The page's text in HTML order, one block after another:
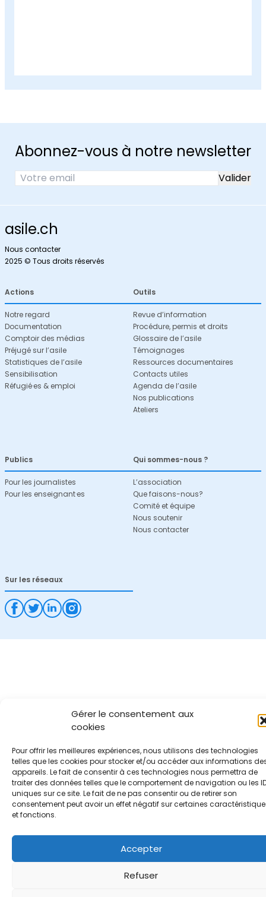
Gérer le consentement aux
cookies
Pour offrir les meilleures expériences, nous utilisons des technologies
telles que les cookies pour stocker et/ou accéder aux informations
appareils. Le fait de consentir à ces technologies nous permettra de
traiter des données telles que le comportement de navigation ou les
uniques sur ce site. Le fait de ne pas consentir ou de retirer son
consentement peut avoir un effet négatif sur certaines
et fonctions.
Accepter
Refuser
Abonnez-vous à notre newsletter
asile.ch
Nous contacter
2025 © Tous droits réservés
Actions
Notre regard
Documentation
Comptoir des médias
Préjugé sur l’asile
Statistiques de l’asile
Sensibilisation
Réfugié·es & emploi
Outils
Revue d’information
Procédure, permis et droits
Glossaire de l’asile
Témoignages
Ressources documentaires
Contacts utiles
Agenda de l’asile
Nos publications
Ateliers
Publics
Pour les journalistes
Pour les enseignant·es
Qui sommes-nous ?
L’association
Que faisons-nous?
Comité et équipe
Nous soutenir
Nous contacter
Sur les réseaux